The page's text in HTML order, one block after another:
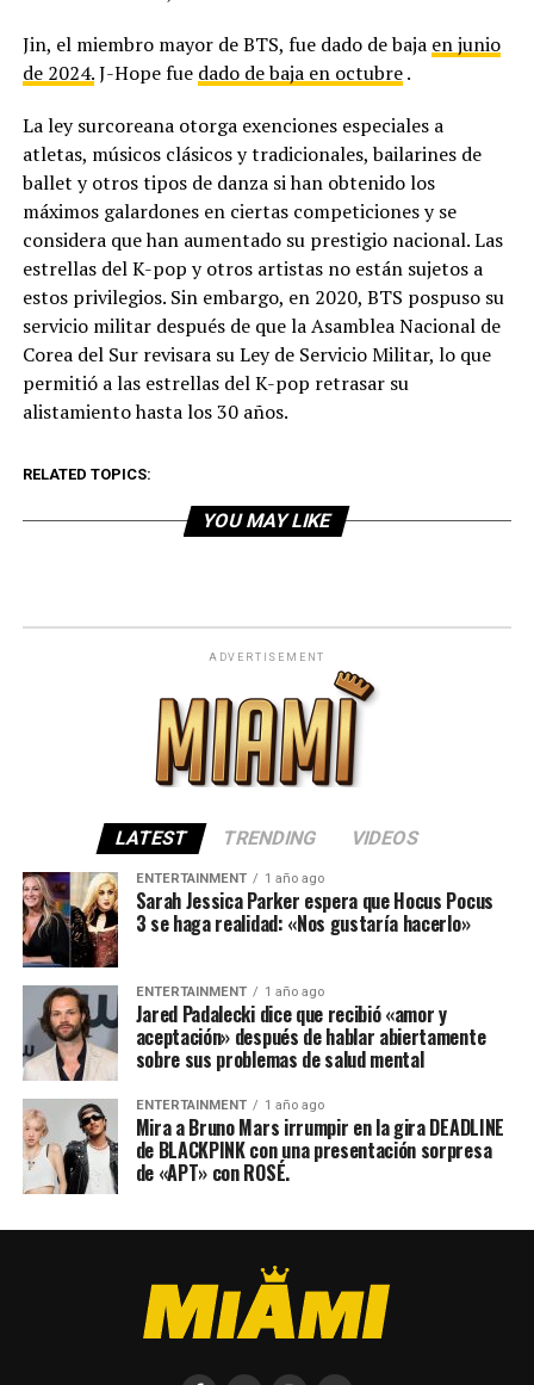
Jin, el miembro mayor de BTS, fue dado de baja en junio
de 2024.J-Hope fue dado de baja en octubre.
La ley surcoreana otorga exenciones especiales a
atletas, músicos clásicos y tradicionales, bailarines de
ballet y otros tipos de danza si han obtenido los
máximos galardones en ciertas competiciones y se
considera que han aumentado su prestigio nacional. Las
estrellas del K-pop y otros artistas no están sujetos a
estos privilegios. Sin embargo, en 2020, BTS pospuso su
servicio militar después de que la Asamblea Nacional de
Corea del Sur revisara su Ley de Servicio Militar, lo que
permitió a las estrellas del K-pop retrasar su
alistamiento hasta los 30 años.
RELATED TOPICS:
YOU MAY LIKE
ADVERTISEMENT
LATEST TRENDING VIDEOS
ENTERTAINMENT 1 año ago
Sarah Jessica Parker espera que Hocus Pocus
3 se haga realidad: «Nos gustaría hacerlo»
ENTERTAINMENT 1 año ago
Jared Padalecki dice que recibió «amor y
aceptación» después de hablar abiertamente
sobre sus problemas de salud mental
ENTERTAINMENT 1 año ago
Mira a Bruno Mars irrumpir en la gira DEADLINE
de BLACKPINK con una presentación sorpresa
de «APT» con ROSÉ.